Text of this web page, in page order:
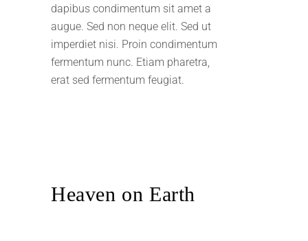
dapibus condimentum sit amet a
augue. Sed non neque elit. Sed ut
imperdiet nisi. Proin condimentum
fermentum nunc. Etiam pharetra,
erat sed fermentum feugiat.
Heaven on Earth